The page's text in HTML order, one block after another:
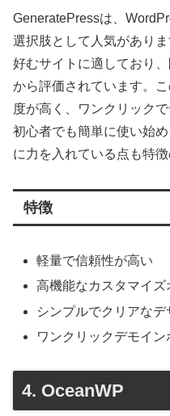
GeneratePressは、
選択肢として人気があり
好むサイトに適しており
から評価されています。
度が高く、ワンクリック
初心者でも簡単に使い始
に力を入れている点も特徴
特徴
軽量で信頼性が高い
高機能なカスタマイズ
シンプルでクリアなデ
ワンクリックデモイン
4. OceanWP